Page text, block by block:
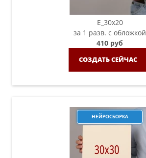
E_30x20
за 1 разв. с обложкой
410 руб
СОЗДАТЬ СЕЙЧАС
НЕЙРОСБОРКА